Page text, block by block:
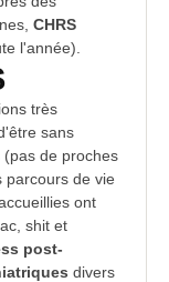
CHRS
l'année).
très
sans
de proches
parcours de vie
ont
shit et
post-
divers